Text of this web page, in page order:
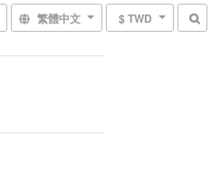
繁體中文 $ TWD